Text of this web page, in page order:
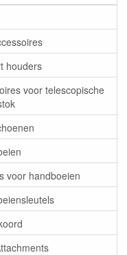
houders
voor telescopische
voor handboeien